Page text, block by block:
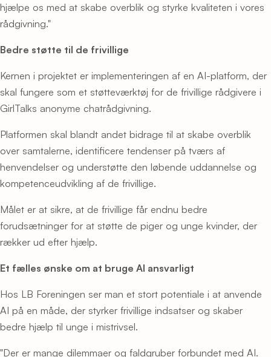
hjælpe os med at skabe overblik og styrke kvaliteten i vores
rådgivning."
Bedre støtte til de frivillige
Kernen i projektet er implementeringen af en AI-platform, der
skal fungere som et støtteværktøj for de frivillige rådgivere i
GirlTalks anonyme chatrådgivning.
Platformen skal blandt andet bidrage til at skabe overblik
over samtalerne, identificere tendenser på tværs af
henvendelser og understøtte den løbende uddannelse og
kompetenceudvikling af de frivillige.
Målet er at sikre, at de frivillige får endnu bedre
forudsætninger for at støtte de piger og unge kvinder, der
rækker ud efter hjælp.
Et fælles ønske om at bruge AI ansvarligt
Hos LB Foreningen ser man et stort potentiale i at anvende
AI på en måde, der styrker frivillige indsatser og skaber
bedre hjælp til unge i mistrivsel.
"Der er mange dilemmaer og faldgruber forbundet med AI.